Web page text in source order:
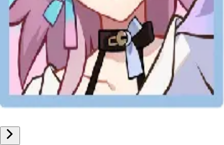
手機遊戲
崩壞星穹鐵道 儲值